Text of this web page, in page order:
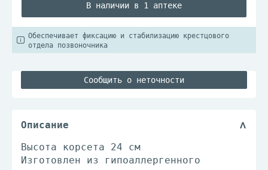
В наличии в 1 аптеке
Обеспечивает фиксацию и стабилизацию крестцового
отдела позвоночника
Сообщить о неточности
Описание
Высота корсета 24 см
Изготовлен из гипоаллергенного